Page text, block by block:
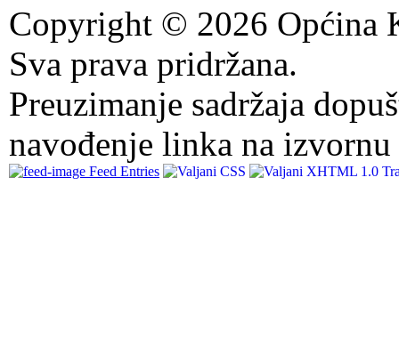
Copyright © 2026 Općina
Sva prava pridržana.
Preuzimanje sadržaja
navođenje linka na izvornu
Feed Entries